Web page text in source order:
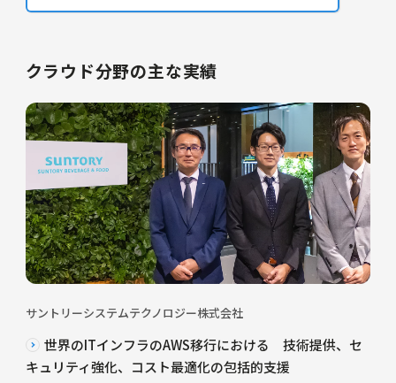
クラウド分野の主な実績
サントリーシステムテクノロジー株式会社
世界のITインフラのAWS移行における 技術提供、セ
キュリティ強化、コスト最適化の包括的支援